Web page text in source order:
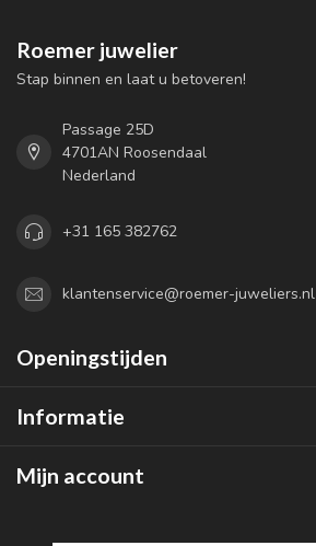
Roemer juwelier
Stap binnen en laat u betoveren!
Passage 25D
4701AN Roosendaal
Nederland
+31 165 382762
klantenservice@roemer-juweliers.nl
Openingstijden
Informatie
Mijn account